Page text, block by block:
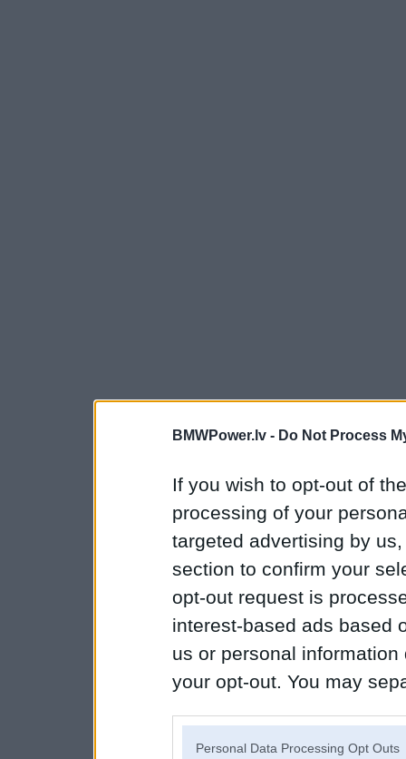
BMWPower.lv - Do Not Process
If you wish to opt-out of
processing of your
targeted advertising by
section to confirm your
opt-out request is
interest-based ads based
us or personal
your opt-out. You may
Personal Data Processing Opt Outs